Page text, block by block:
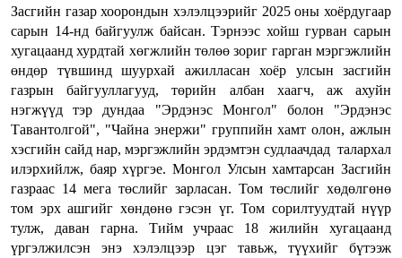
Засгийн газар хоорондын хэлэлцээрийг 2025 оны хоёрдугаар
сарын 14-нд байгуулж байсан. Тэрнээс хойш гурван сарын
хугацаанд хурдтай хөгжлийн төлөө зориг гарган мэргэжлийн
өндөр түвшинд шуурхай ажилласан хоёр улсын засгийн
газрын байгууллагууд, төрийн албан хаагч, аж ахуйн
нэгжүүд тэр дундаа "Эрдэнэс Монгол" болон "Эрдэнэс
Тавантолгой", "Чайна энержи" группийн хамт олон, ажлын
хэсгийн сайд нар, мэргэжлийн эрдэмтэн судлаачдад талархал
илэрхийлж, баяр хүргэе. Монгол Улсын хамтарсан Засгийн
газраас 14 мега төслийг зарласан. Том төслийг хөдөлгөнө
том эрх ашгийг хөндөнө гэсэн үг. Том сорилтуудтай нүүр
тулж, даван гарна. Тийм учраас 18 жилийн хугацаанд
үргэлжилсэн энэ хэлэлцээр цэг тавьж, түүхийг бүтээж